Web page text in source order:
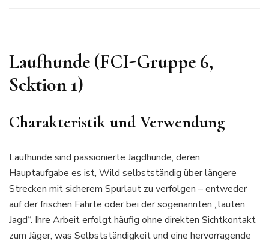
Laufhunde (FCI-Gruppe 6,
Sektion 1)
Charakteristik und Verwendung
Laufhunde sind passionierte Jagdhunde, deren
Hauptaufgabe es ist, Wild selbstständig über längere
Strecken mit sicherem Spurlaut zu verfolgen – entweder
auf der frischen Fährte oder bei der sogenannten „lauten
Jagd“. Ihre Arbeit erfolgt häufig ohne direkten Sichtkontakt
zum Jäger, was Selbstständigkeit und eine hervorragende